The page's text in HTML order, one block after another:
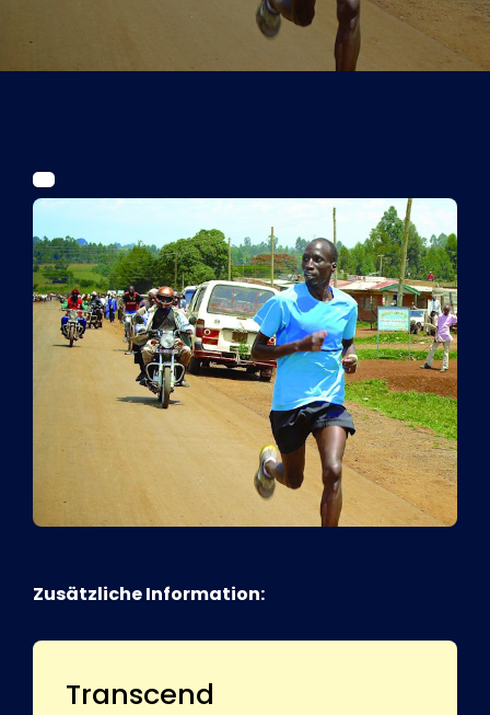
Kurier Romy 2026
Zusätzliche Information:
Transcend